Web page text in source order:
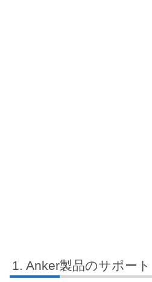
Anker製品のサポート